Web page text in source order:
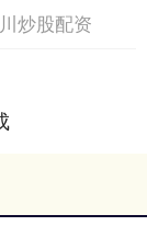
炒股配资